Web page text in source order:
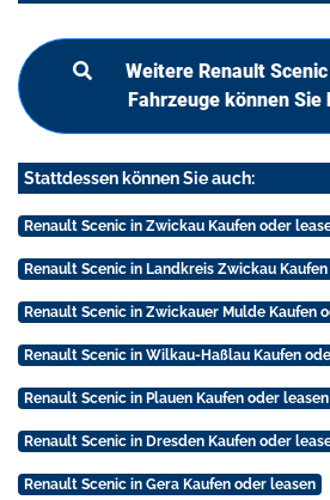
Weitere Renault
Fahrzeuge können Sie
Stattdessen können Sie auch:
Renault Scenic in Zwickau Kaufen oder
Renault Scenic in Landkreis Zwickau
Renault Scenic in Zwickauer Mulde Kaufen
Renault Scenic in Wilkau-Haßlau Kaufen
Renault Scenic in Plauen Kaufen oder leasen
Renault Scenic in Dresden Kaufen oder
Renault Scenic in Gera Kaufen oder leasen